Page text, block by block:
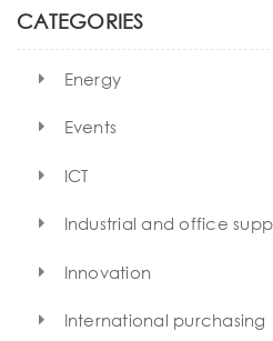
h
CATEGORIES
Energy
Events
ICT
Industrial and office
Innovation
International purchasing